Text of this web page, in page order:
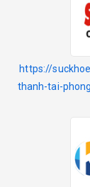
https://
thanh-tai-